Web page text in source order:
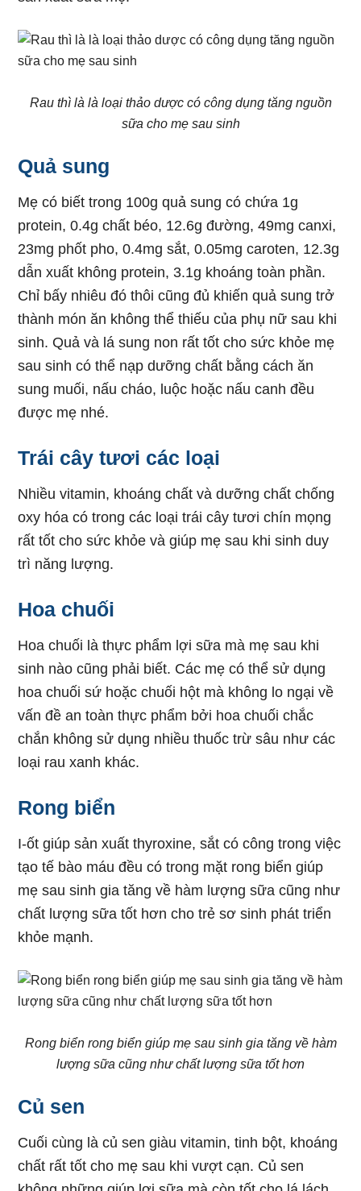
Rau thì là là loại thảo dược có công dụng tăng nguồn
sữa cho mẹ sau sinh
Quả sung
Mẹ có biết trong 100g quả sung có chứa 1g
protein, 0.4g chất béo, 12.6g đường, 49mg canxi,
23mg phốt pho, 0.4mg sắt, 0.05mg caroten, 12.3g
dẫn xuất không protein, 3.1g khoáng toàn phần.
Chỉ bấy nhiêu đó thôi cũng đủ khiến quả sung trở
thành món ăn không thể thiếu của phụ nữ sau khi
sinh. Quả và lá sung non rất tốt cho sức khỏe mẹ
sau sinh có thể nạp dưỡng chất bằng cách ăn
sung muối, nấu cháo, luộc hoặc nấu canh đều
được mẹ nhé.
Trái cây tươi các loại
Nhiều vitamin, khoáng chất và dưỡng chất chống
oxy hóa có trong các loại trái cây tươi chín mọng
rất tốt cho sức khỏe và giúp mẹ sau khi sinh duy
trì năng lượng.
Hoa chuối
Hoa chuối là thực phẩm lợi sữa mà mẹ sau khi
sinh nào cũng phải biết. Các mẹ có thể sử dụng
hoa chuối sứ hoặc chuối hột mà không lo ngại về
vấn đề an toàn thực phẩm bởi hoa chuối chắc
chắn không sử dụng nhiều thuốc trừ sâu như các
loại rau xanh khác.
Rong biển
I-ốt giúp sản xuất thyroxine, sắt có công trong việc
tạo tế bào máu đều có trong mặt rong biển giúp
mẹ sau sinh gia tăng về hàm lượng sữa cũng như
chất lượng sữa tốt hơn cho trẻ sơ sinh phát triển
khỏe mạnh.
Rong biển rong biển giúp mẹ sau sinh gia tăng về hàm
lượng sữa cũng như chất lượng sữa tốt hơn
Củ sen
Cuối cùng là củ sen giàu vitamin, tinh bột, khoáng
chất rất tốt cho mẹ sau khi vượt cạn. Củ sen